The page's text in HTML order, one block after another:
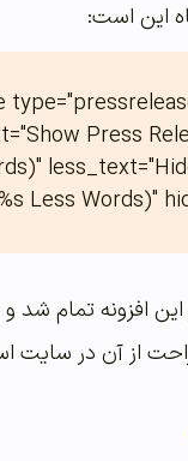
این است:
Press
Less Words)"
افزونه تمام شد
از آن در سایت